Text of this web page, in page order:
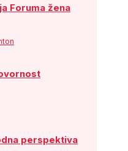
Foruma žena
perspektiva